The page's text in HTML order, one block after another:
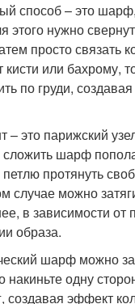
способ – это
этого нужно
просто связать
или бахрому,
по груди,
– это парижский
сложить шарф
протянуть
случае можно
в зависимости от
образа.
шарф можно
накиньте одну
создавая эффект